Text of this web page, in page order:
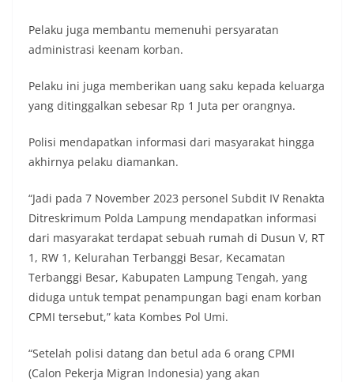
Pelaku juga membantu memenuhi persyaratan
administrasi keenam korban.
Pelaku ini juga memberikan uang saku kepada keluarga
yang ditinggalkan sebesar Rp 1 Juta per orangnya.
Polisi mendapatkan informasi dari masyarakat hingga
akhirnya pelaku diamankan.
“Jadi pada 7 November 2023 personel Subdit IV Renakta
Ditreskrimum Polda Lampung mendapatkan informasi
dari masyarakat terdapat sebuah rumah di Dusun V, RT
1, RW 1, Kelurahan Terbanggi Besar, Kecamatan
Terbanggi Besar, Kabupaten Lampung Tengah, yang
diduga untuk tempat penampungan bagi enam korban
CPMI tersebut,” kata Kombes Pol Umi.
“Setelah polisi datang dan betul ada 6 orang CPMI
(Calon Pekerja Migran Indonesia) yang akan